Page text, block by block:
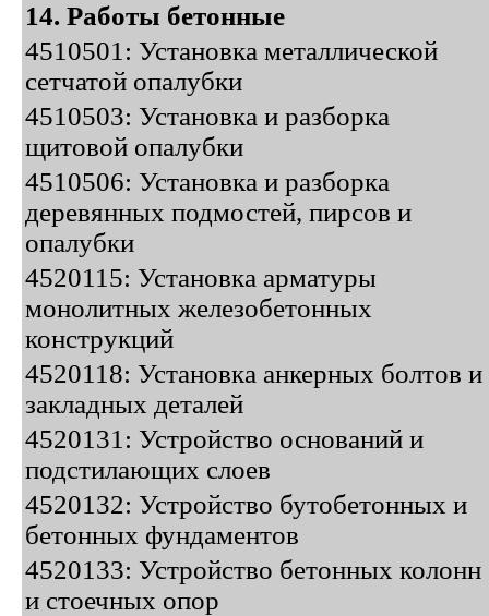
14. Работы бетонные
4510501: Установка металлической
сетчатой опалубки
4510503: Установка и разборка
щитовой опалубки
4510506: Установка и разборка
деревянных подмостей, пирсов и
опалубки
4520115: Установка арматуры
монолитных железобетонных
конструкций
4520118: Установка анкерных болтов и
закладных деталей
4520131: Устройство оснований и
подстилающих слоев
4520132: Устройство бутобетонных и
бетонных фундаментов
4520133: Устройство бетонных колонн
и стоечных опор